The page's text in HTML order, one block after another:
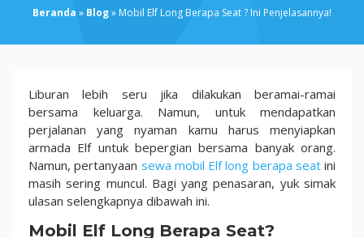
Beranda » Blog» Mobil Elf Long Berapa Seat ? Ini Penjelasannya!
Mobil
Elf
Long
Berapa
Seat
?
Ini
Liburan lebih seru jika dilakukan beramai-ramai
bersama keluarga. Namun, untuk mendapatkan
perjalanan yang nyaman kamu harus menyiapkan
armada Elf untuk bepergian bersama banyak orang.
Namun, pertanyaan sewa mobil Elf long berapa seatini
masih sering muncul. Bagi yang penasaran, yuk simak
ulasan selengkapnya dibawah ini.
Mobil Elf Long Berapa Seat?